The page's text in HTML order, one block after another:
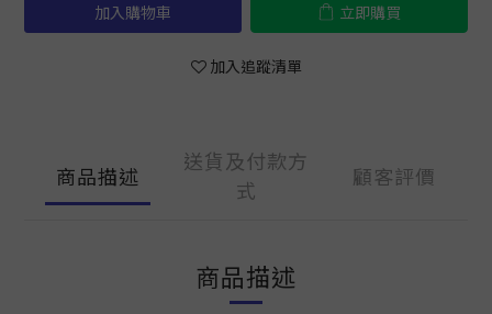
加入購物車 立即購買
加入追蹤清單
商品描述
送貨及付款方
式
顧客評價
商品描述